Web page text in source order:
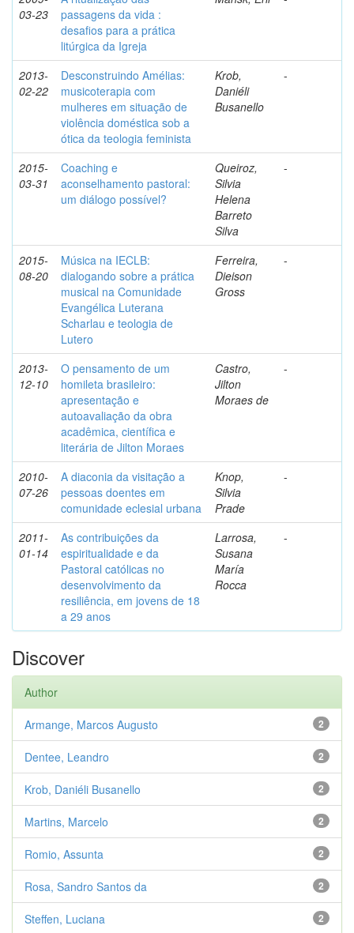
03-23
passagens da vida :
desafios para a prática
litúrgica da Igreja
2013-
02-22
Desconstruindo Amélias:
musicoterapia com
mulheres em situação de
violência doméstica sob a
ótica da teologia feminista
Krob,
Daniéli
Busanello
-
2015-
03-31
Coaching e
aconselhamento pastoral:
um diálogo possível?
Queiroz,
Silvia
Helena
Barreto
Silva
-
2015-
08-20
Música na IECLB:
dialogando sobre a prática
musical na Comunidade
Evangélica Luterana
Scharlau e teologia de
Lutero
Ferreira,
Dieison
Gross
-
2013-
12-10
O pensamento de um
homileta brasileiro:
apresentação e
autoavaliação da obra
acadêmica, científica e
literária de Jilton Moraes
Castro,
Jilton
Moraes de
-
2010-
07-26
A diaconia da visitação a
pessoas doentes em
comunidade eclesial urbana
Knop,
Silvia
Prade
-
2011-
01-14
As contribuições da
espiritualidade e da
Pastoral católicas no
desenvolvimento da
resiliência, em jovens de 18
a 29 anos
Larrosa,
Susana
María
Rocca
-
Discover
Author
2
Armange, Marcos Augusto
2
Dentee, Leandro
2
Krob, Daniéli Busanello
2
Martins, Marcelo
2
Romio, Assunta
2
Rosa, Sandro Santos da
2
Steffen, Luciana